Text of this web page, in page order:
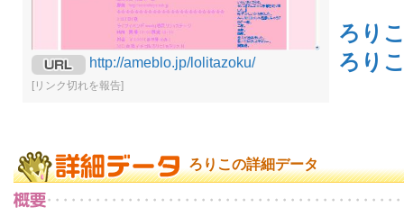
http://ameblo.jp/lolitazoku/
[リンク切れを報告]
ろり
ろり
ろりこの詳細データ